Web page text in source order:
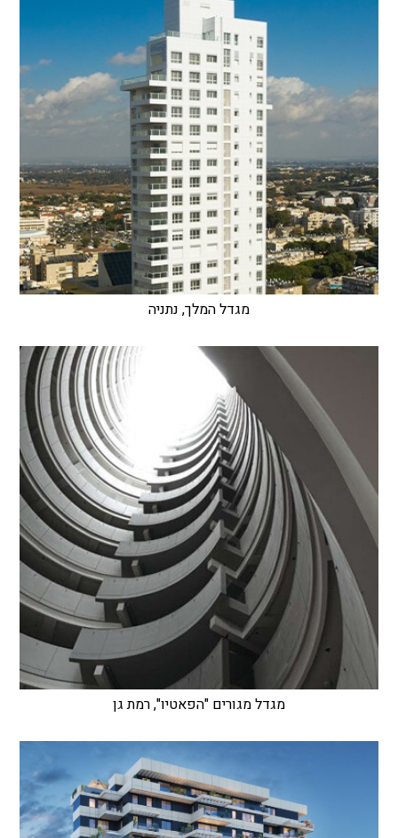
מגדל המלך, נתניה
מגדל מגורים "הפאטיו", רמת גן